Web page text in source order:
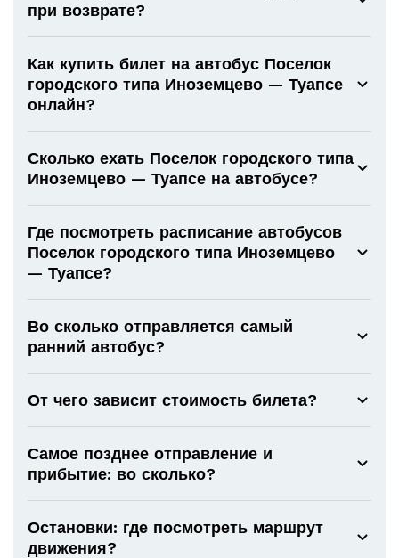
при возврате?
Как купить билет на автобус Поселок
городского типа Иноземцево — Туапсе
онлайн?
Сколько ехать Поселок городского типа
Иноземцево — Туапсе на автобусе?
Где посмотреть расписание автобусов
Поселок городского типа Иноземцево
— Туапсе?
Во сколько отправляется самый
ранний автобус?
От чего зависит стоимость билета?
Самое позднее отправление и
прибытие: во сколько?
Остановки: где посмотреть маршрут
движения?